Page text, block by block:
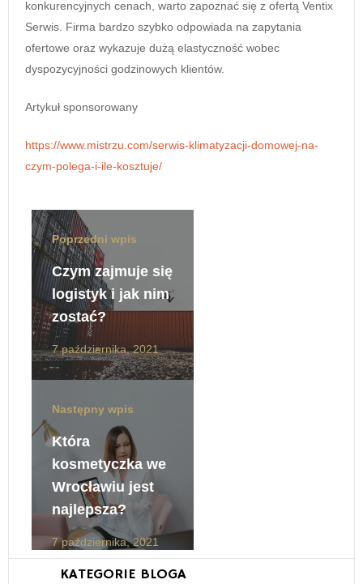
konkurencyjnych cenach, warto zapoznać się z ofertą Ventix
Serwis. Firma bardzo szybko odpowiada na zapytania
ofertowe oraz wykazuje dużą elastyczność wobec
dyspozycyjności godzinowych klientów.
Artykuł sponsorowany
https://www.mistrzu.com/serwis-klimatyzacji-domowej-na-
czym-polega-i-ile-kosztuje/
Poprzedni wpis
Czym zajmuje się
logistyk i jak nim
zostać?
7 października, 2021
Następny wpis
Która
kosmetyczka we
Wrocławiu jest
najlepsza?
7 października, 2021
KATEGORIE BLOGA